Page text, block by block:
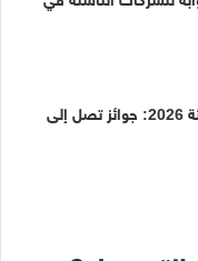
جائزة رئيس الجمهورية لأفضل مؤسسة ناشئة 2026: جوائز تصل إلى